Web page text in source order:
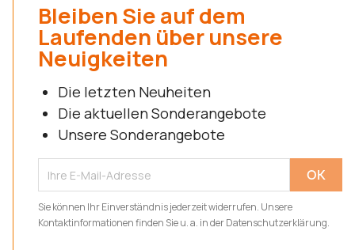
Bleiben Sie auf dem
Laufenden über unsere
Neuigkeiten
Die letzten Neuheiten
Die aktuellen Sonderangebote
Unsere Sonderangebote
Sie können Ihr Einverständnis jederzeit widerrufen. Unsere
Kontaktinformationen finden Sie u. a. in der Datenschutzerklärung.